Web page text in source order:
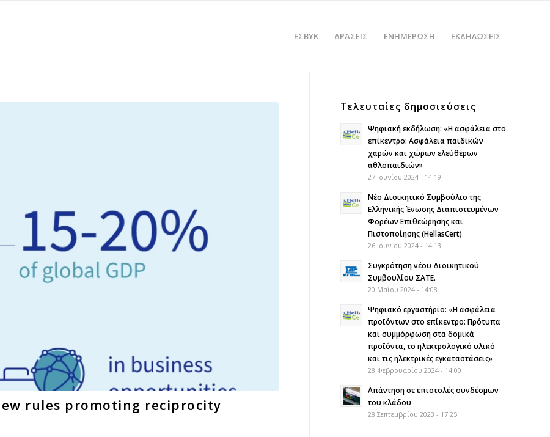
ΕΣΒΥΚ ΔΡΑΣΕΙΣ ΕΝΗΜΕΡΩΣΗ ΕΚΔΗΛΩΣΕΙΣ
rules promoting reciprocity
Τελευταίες δημοσιεύσεις
Ψηφιακή εκδήλωση: «Η ασφάλεια στο
επίκεντρο: Ασφάλεια παιδικών
χαρών και χώρων ελεύθερων
αθλοπαιδιών»
27 Ιουνίου 2024 - 14:19
Νέο Διοικητικό Συμβούλιο της
Ελληνικής Ένωσης Διαπιστευμένων
Φορέων Επιθεώρησης και
Πιστοποίησης (HellasCert)
26 Ιουνίου 2024 - 14:13
Συγκρότηση νέου Διοικητικού
Συμβουλίου ΣΑΤΕ.
20 Μαΐου 2024 - 14:08
Ψηφιακό εργαστήριο: «Η ασφάλεια
προϊόντων στο επίκεντρο: Πρότυπα
και συμμόρφωση στα δομικά
προϊόντα, το ηλεκτρολογικό υλικό
και τις ηλεκτρικές εγκαταστάσεις»
28 Φεβρουαρίου 2024 - 14:00
Απάντηση σε επιστολές συνδέσμων
του κλάδου
28 Σεπτεμβρίου 2023 - 17:25